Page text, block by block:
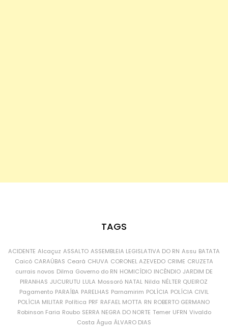
TAGS
ACIDENTE Alcaçuz ASSALTO ASSEMBLEIA LEGISLATIVA DO RN Assu BATATA
Caicó CARAÚBAS Ceará CHUVA CORONEL AZEVEDO CRIME CRUZETA
currais novos Dilma Governo do RN HOMICÍDIO INCÊNDIO JARDIM DE
PIRANHAS JUCURUTU LULA Mossoró NATAL Nilda NÉLTER QUEIROZ
Pagamento PARAÍBA PARELHAS Parnamirim POLÍCIA POLÍCIA CIVIL
POLÍCIA MILITAR Política PRF RAFAEL MOTTA RN ROBERTO GERMANO
Robinson Faria Roubo SERRA NEGRA DO NORTE Temer UFRN Vivaldo
Costa Água ÁLVARO DIAS